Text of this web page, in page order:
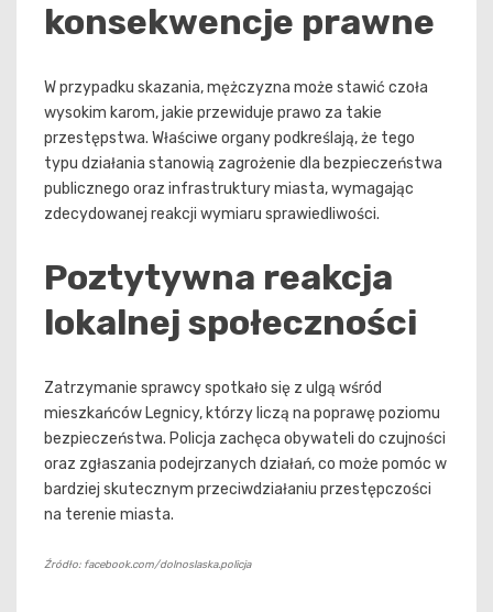
konsekwencje prawne
W przypadku skazania, mężczyzna może stawić czoła
wysokim karom, jakie przewiduje prawo za takie
przestępstwa. Właściwe organy podkreślają, że tego
typu działania stanowią zagrożenie dla bezpieczeństwa
publicznego oraz infrastruktury miasta, wymagając
zdecydowanej reakcji wymiaru sprawiedliwości.
Poztytywna reakcja
lokalnej społeczności
Zatrzymanie sprawcy spotkało się z ulgą wśród
mieszkańców Legnicy, którzy liczą na poprawę poziomu
bezpieczeństwa. Policja zachęca obywateli do czujności
oraz zgłaszania podejrzanych działań, co może pomóc w
bardziej skutecznym przeciwdziałaniu przestępczości
na terenie miasta.
Źródło: facebook.com/dolnoslaska.policja